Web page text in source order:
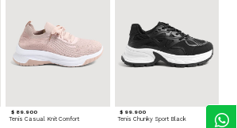
$ 89.900
Tenis Casual Knit Comfort
$ 99.900
Tenis Chunky Sport Black